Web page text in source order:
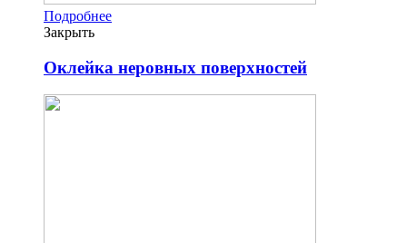
Подробнее
Закрыть
Оклейка неровных поверхностей